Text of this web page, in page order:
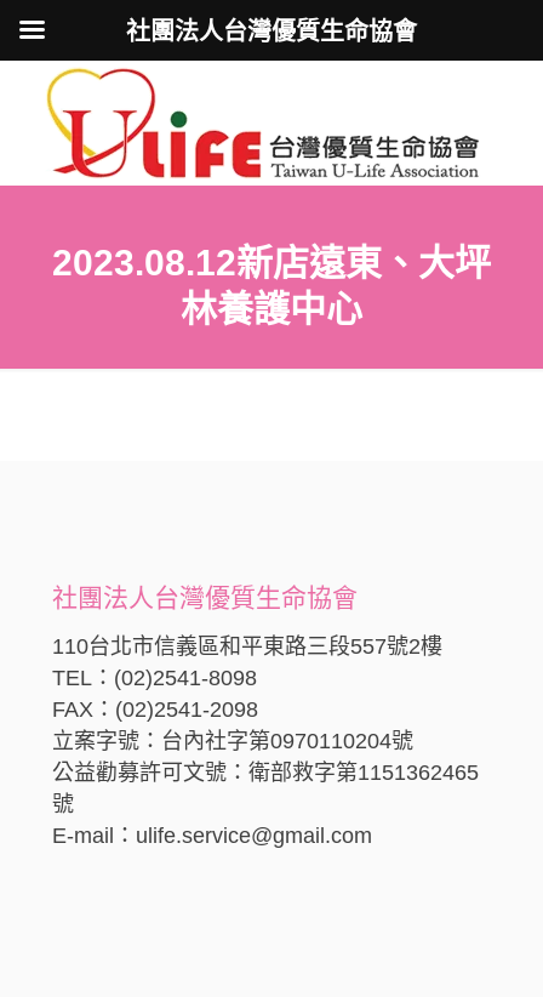
2023.08.12新店遠東、大坪
林養護中心
社團法人台灣優質生命協會
110台北市信義區和平東路三段557號2樓
TEL：(02)2541-8098
FAX：(02)2541-2098
立案字號：台內社字第0970110204號
公益勸募許可文號：衛部救字第1151362465
號
E-mail：ulife.service@gmail.com
社團法人台灣優質生命協會